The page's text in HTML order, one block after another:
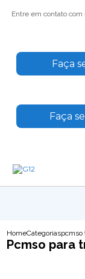
Entre em contato
Faça
Faça
HomeCategoriaspcmso
Pcmso para